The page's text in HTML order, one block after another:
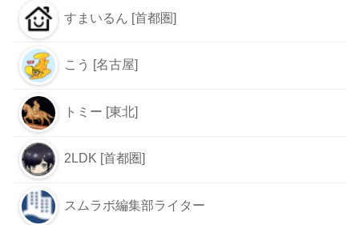
すまいるん [首都圏]
こう [名古屋]
トミー [東北]
2LDK [首都圏]
スムラボ編集部ライター